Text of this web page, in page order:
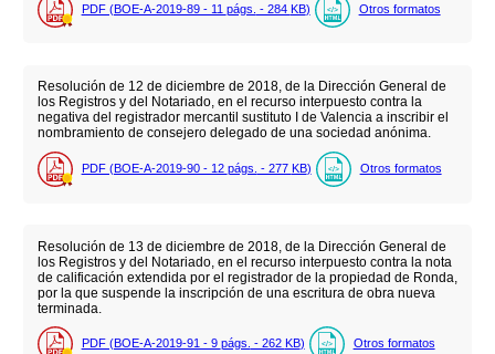
PDF (BOE-A-2019-89 - 11 págs. - 284 KB) Otros formatos
Resolución de 12 de diciembre de 2018, de la Dirección General de
los Registros y del Notariado, en el recurso interpuesto contra la
negativa del registrador mercantil sustituto I de Valencia a inscribir el
nombramiento de consejero delegado de una sociedad anónima.
PDF (BOE-A-2019-90 - 12 págs. - 277 KB) Otros formatos
Resolución de 13 de diciembre de 2018, de la Dirección General de
los Registros y del Notariado, en el recurso interpuesto contra la nota
de calificación extendida por el registrador de la propiedad de Ronda,
por la que suspende la inscripción de una escritura de obra nueva
terminada.
PDF (BOE-A-2019-91 - 9 págs. - 262 KB) Otros formatos